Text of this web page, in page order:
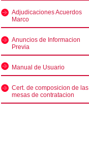
Adjudicaciones Acuerdos
Marco
Anuncios de Informacion
Previa
Manual de Usuario
Cert. de composicion de las
mesas de contratacion